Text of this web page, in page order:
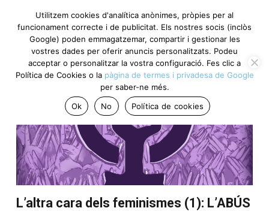
Punts clau del dia
L’altra cara dels feminismes (1): L’ABÚS
Utilitzem cookies d'analítica anònimes, pròpies per al
funcionament correcte i de publicitat. Els nostres socis (inclòs
Google) poden emmagatzemar, compartir i gestionar les
vostres dades per oferir anuncis personalitzats. Podeu
acceptar o personalitzar la vostra configuració. Fes clic a
Política de Cookies o la pàgina de termes i privadesa de Google
per saber-ne més.
Ok
No Política de cookies